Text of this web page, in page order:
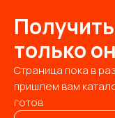
только
Страница пока в
пришлем вам
готов